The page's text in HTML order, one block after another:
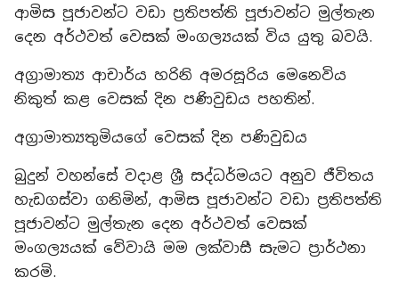
ආමිස පූජාවන්ට වඩා ප්‍රතිපත්ති පූජාවන්ට මුල්තැන
දෙන අර්ථවත් වෙසක් මංගල්‍යයක් විය යුතු බවයි.
අග්‍රාමාත්‍ය ආචාර්ය හරිනි අමරසූරිය මෙනෙවිය
නිකුත් කළ වෙසක් දින පණිවුඩය පහතින්.
අග්‍රාමාත්‍යතුමියගේ වෙසක් දින පණිවුඩය
​බුදුන් වහන්සේ වදාළ ශ්‍රී සද්ධර්මයට අනුව ජීවිතය
හැඩගස්වා ගනිමින්, ආමිස පූජාවන්ට වඩා ප්‍රතිපත්ති
පූජාවන්ට මුල්තැන දෙන අර්ථවත් වෙසක්
මංගල්‍යයක් වේවායි මම ලක්වාසී සැමට ප්‍රාර්ථනා
කරමි.